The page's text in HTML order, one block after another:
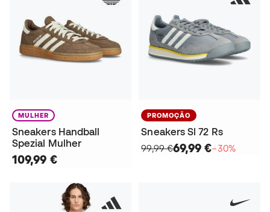
MULHER
Sneakers Handball
Spezial Mulher
109,99 €
PROMOÇÃO
Sneakers Sl 72 Rs
99,99 €69,99 €−30%